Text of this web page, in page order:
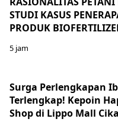
STUDI KASUS
PRODUK
5 jam
Surga Perlengkapan
Terlengkap! Kepoin
Shop di Lippo Mall